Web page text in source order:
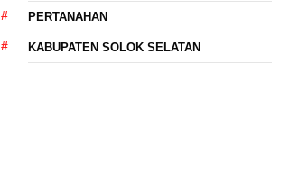
PERTANAHAN
KABUPATEN SOLOK SELATAN